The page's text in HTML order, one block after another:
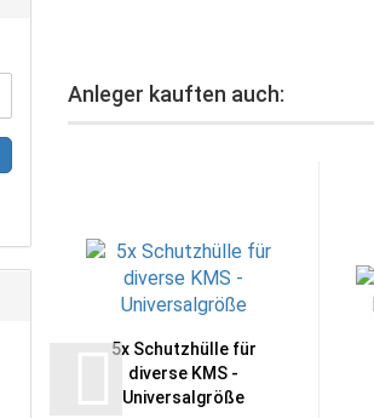
Anleger kauften auch:
5x Schutzhülle für
diverse KMS -
Universalgröße